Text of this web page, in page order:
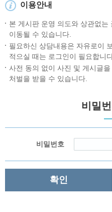
이용안내
본 게시판 운영 의도와 상관없
이동될 수 있습니다.
필요하신 상담내용은 자유로이
적으실 때는 로그인이 필요합니
사전 동의 없이 사진 및 게시글
처벌을 받을 수 있습니다.
비밀
비밀번호
확인